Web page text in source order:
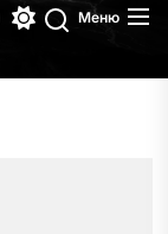
Поиск
Меню